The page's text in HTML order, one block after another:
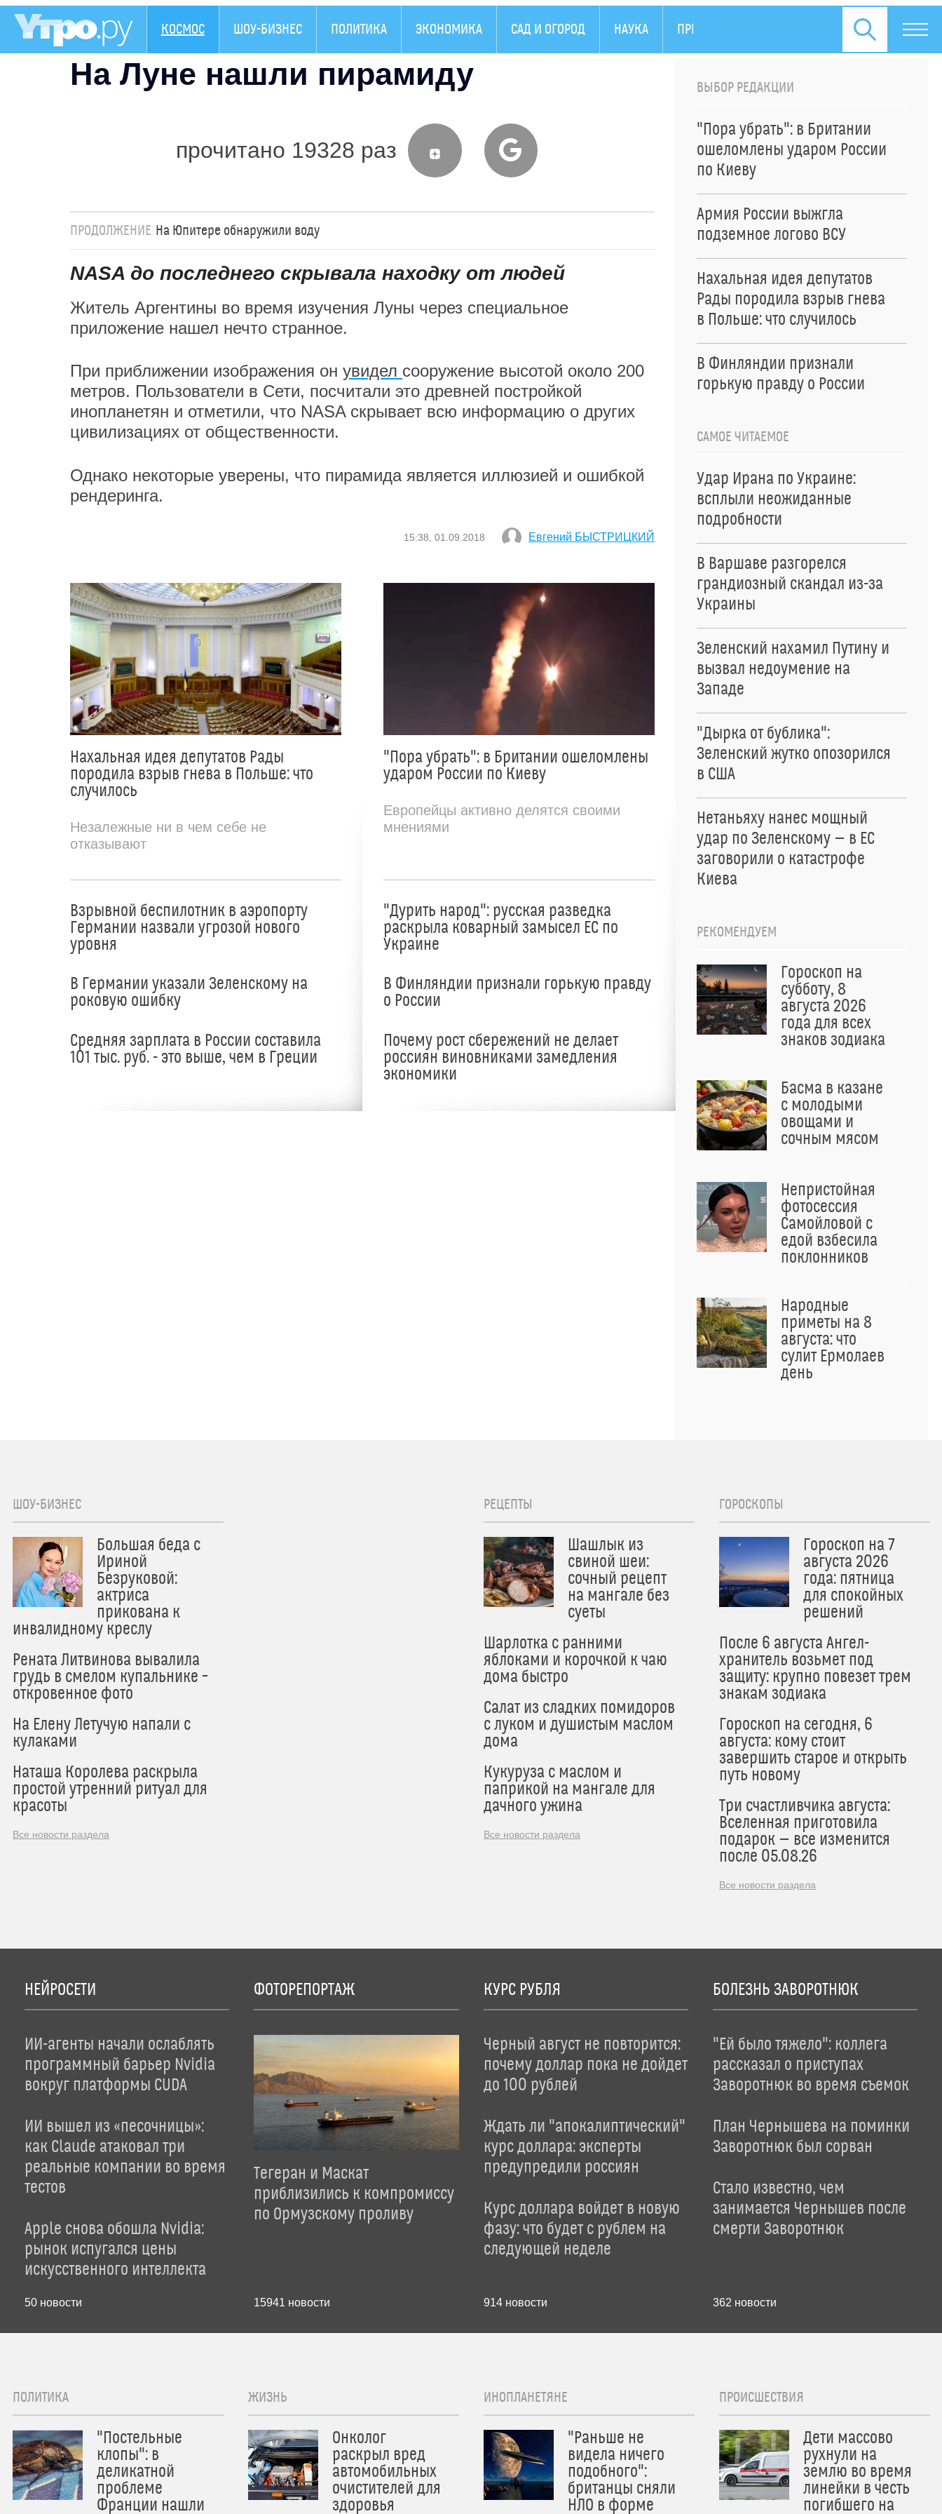
КОСМОС ШОУ-БИЗНЕС ПОЛИТИКА ЭКОНОМИКА САД И ОГОРОД НАУКА ПРЕСС-РЕЛИЗЫ
На Луне нашли пирамиду
прочитано 19328 раз
ПРОДОЛЖЕНИЕ На Юпитере обнаружили воду
NASA до последнего скрывала находку от людей
Житель Аргентины во время изучения Луны через специальное
приложение нашел нечто странное.
При приближении изображения он увидел сооружение высотой около 200
метров. Пользователи в Сети, посчитали это древней постройкой
инопланетян и отметили, что NASA скрывает всю информацию о других
цивилизациях от общественности.
Однако некоторые уверены, что пирамида является иллюзией и ошибкой
рендеринга.
15:38, 01.09.2018 Евгений БЫСТРИЦКИЙ
Нахальная идея депутатов Рады
породила взрыв гнева в Польше: что
случилось
Незалежные ни в чем себе не
отказывают
Взрывной беспилотник в аэропорту
Германии назвали угрозой нового
уровня
В Германии указали Зеленскому на
роковую ошибку
Средняя зарплата в России составила
101 тыс. руб. - это выше, чем в Греции
"Пора убрать": в Британии ошеломлены
ударом России по Киеву
Европейцы активно делятся своими
мнениями
"Дурить народ": русская разведка
раскрыла коварный замысел ЕС по
Украине
В Финляндии признали горькую правду
о России
Почему рост сбережений не делает
россиян виновниками замедления
экономики
ВЫБОР РЕДАКЦИИ
"Пора убрать": в Британии
ошеломлены ударом России
по Киеву
Армия России выжгла
подземное логово ВСУ
Нахальная идея депутатов
Рады породила взрыв гнева
в Польше: что случилось
В Финляндии признали
горькую правду о России
САМОЕ ЧИТАЕМОЕ
Удар Ирана по Украине:
всплыли неожиданные
подробности
В Варшаве разгорелся
грандиозный скандал из-за
Украины
Зеленский нахамил Путину и
вызвал недоумение на
Западе
"Дырка от бублика":
Зеленский жутко опозорился
в США
Нетаньяху нанес мощный
удар по Зеленскому — в ЕС
заговорили о катастрофе
Киева
РЕКОМЕНДУЕМ
Гороскоп на
субботу, 8
августа 2026
года для всех
знаков зодиака
Басма в казане
с молодыми
овощами и
сочным мясом
Непристойная
фотосессия
Самойловой с
едой взбесила
поклонников
Народные
приметы на 8
августа: что
сулит Ермолаев
день
ШОУ-БИЗНЕС
Большая беда с
Ириной
Безруковой:
актриса
прикована к
инвалидному креслу
Рената Литвинова вывалила
грудь в смелом купальнике –
откровенное фото
На Елену Летучую напали с
кулаками
Наташа Королева раскрыла
простой утренний ритуал для
красоты
Все новости раздела
РЕЦЕПТЫ
Шашлык из
свиной шеи:
сочный рецепт
на мангале без
суеты
Шарлотка с ранними
яблоками и корочкой к чаю
дома быстро
Салат из сладких помидоров
с луком и душистым маслом
дома
Кукуруза с маслом и
паприкой на мангале для
дачного ужина
Все новости раздела
ГОРОСКОПЫ
Гороскоп на 7
августа 2026
года: пятница
для спокойных
решений
После 6 августа Ангел-
хранитель возьмет под
защиту: крупно повезет трем
знакам зодиака
Гороскоп на сегодня, 6
августа: кому стоит
завершить старое и открыть
путь новому
Три счастливчика августа:
Вселенная приготовила
подарок — все изменится
после 05.08.26
Все новости раздела
НЕЙРОСЕТИ
ИИ-агенты начали ослаблять
программный барьер Nvidia
вокруг платформы CUDA
ИИ вышел из «песочницы»:
как Claude атаковал три
реальные компании во время
тестов
Apple снова обошла Nvidia:
рынок испугался цены
искусственного интеллекта
50 новости
ФОТОРЕПОРТАЖ
Тегеран и Маскат
приблизились к компромиссу
по Ормузскому проливу
15941 новости
КУРС РУБЛЯ
Черный август не повторится:
почему доллар пока не дойдет
до 100 рублей
Ждать ли "апокалиптический"
курс доллара: эксперты
предупредили россиян
Курс доллара войдет в новую
фазу: что будет с рублем на
следующей неделе
914новости
БОЛЕЗНЬ ЗАВОРОТНЮК
"Ей было тяжело": коллега
рассказал о приступах
Заворотнюк во время съемок
План Чернышева на поминки
Заворотнюк был сорван
Стало известно, чем
занимается Чернышев после
смерти Заворотнюк
362 новости
ПОЛИТИКА
"Постельные
клопы": в
деликатной
проблеме
Франции нашли
ЖИЗНЬ
Онколог
раскрыл вред
автомобильных
очистителей для
здоровья
ИНОПЛАНЕТЯНЕ
"Раньше не
видела ничего
подобного":
британцы сняли
НЛО в форме
ПРОИСШЕСТВИЯ
Дети массово
рухнули на
землю во время
линейки в честь
погибшего на